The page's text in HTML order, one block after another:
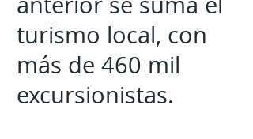
turismo local, con
más de 460 mil
excursionistas.